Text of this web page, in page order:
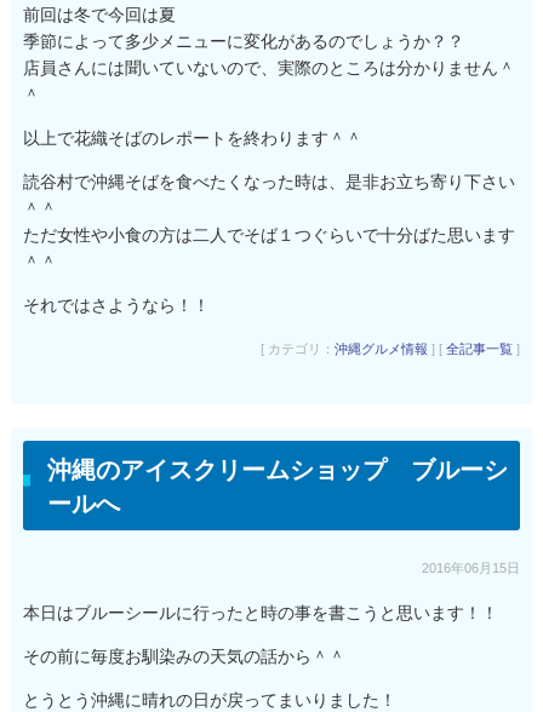
前回は冬で今回は夏
季節によって多少メニューに変化があるのでしょうか？？
店員さんには聞いていないので、実際のところは分かりません＾
＾
以上で花織そばのレポートを終わります＾＾
読谷村で沖縄そばを食べたくなった時は、是非お立ち寄り下さい
＾＾
ただ女性や小食の方は二人でそば１つぐらいで十分ばた思います
＾＾
それではさようなら！！
[ カテゴリ：沖縄グルメ情報 ] [全記事一覧 ]
沖縄のアイスクリームショップ ブルーシ
ールへ
2016年06月15日
本日はブルーシールに行ったと時の事を書こうと思います！！
その前に毎度お馴染みの天気の話から＾＾
とうとう沖縄に晴れの日が戻ってまいりました！